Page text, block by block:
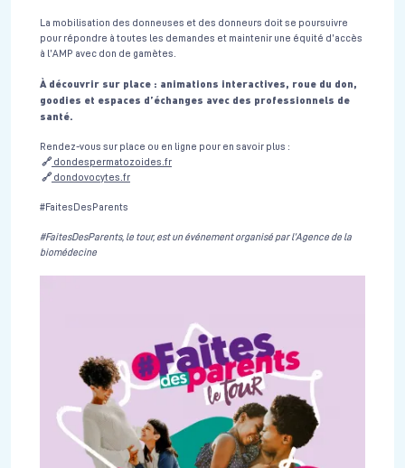
La mobilisation des donneuses et des donneurs doit se poursuivre
pour répondre à toutes les demandes et maintenir une équité d’accès
à l’AMP avec don de gamètes.
À découvrir sur place : animations interactives, roue du don,
goodies et espaces d’échanges avec des professionnels de
santé.
Rendez-vous sur place ou en ligne pour en savoir plus :
🔗 dondespermatozoides.fr
🔗 dondovocytes.fr
#FaitesDesParents
#FaitesDesParents, le tour, est un événement organisé par l’Agence de la
biomédecine